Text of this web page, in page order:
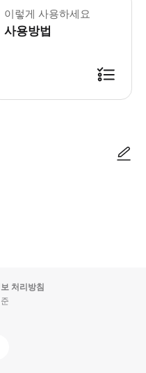
이렇게 사용하세요
사용방법
처리방침